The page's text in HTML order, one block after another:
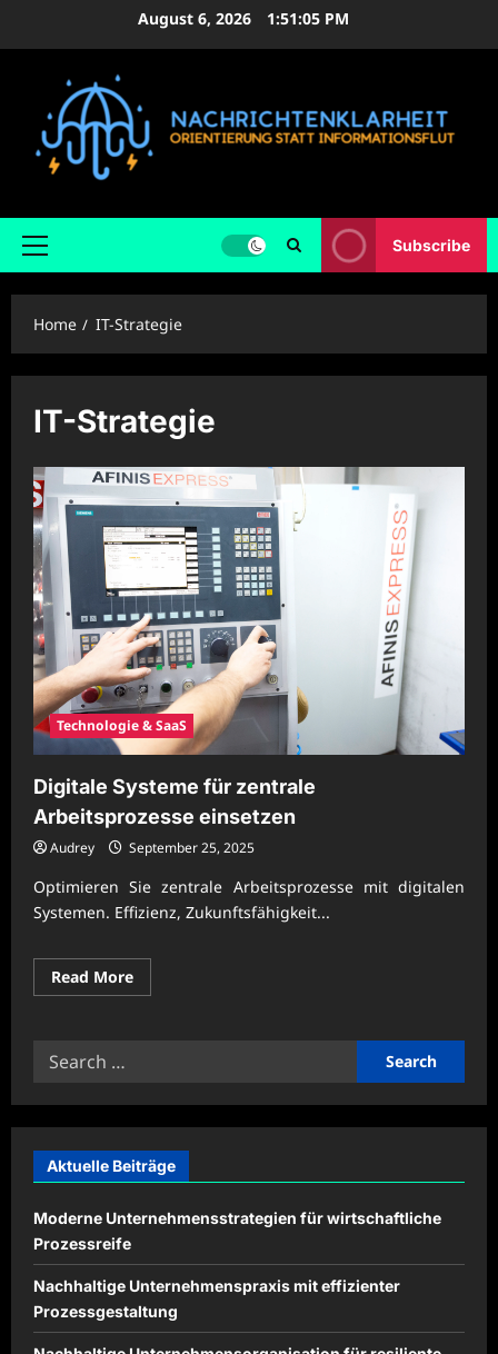
August 6, 2026 1:51:06 PM
Primary
Subscribe
Home IT-Strategie
IT-Strategie
Technologie & SaaS
Digitale Systeme für zentrale
Arbeitsprozesse einsetzen
Audrey September 25, 2025
Optimieren Sie zentrale Arbeitsprozesse mit digitalen
Systemen. Effizienz, Zukunftsfähigkeit...
Read MoreRead
more
Search
Aktuelle Beiträge
Moderne Unternehmensstrategien für wirtschaftliche
Prozessreife
Nachhaltige Unternehmenspraxis mit effizienter
Prozessgestaltung